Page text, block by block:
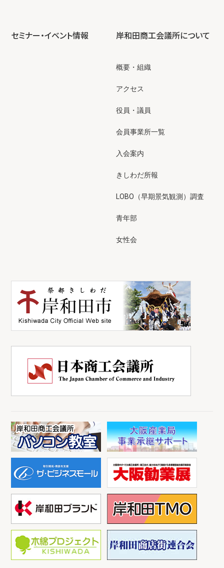
セミナー・イベント情報 岸和田商工会議所について
概要・組織
アクセス
役員・議員
会員事業所一覧
入会案内
きしわだ所報
LOBO（早期景気観測）調査
青年部
女性会